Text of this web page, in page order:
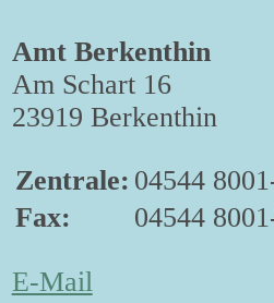
Amt Berkenthin
Am Schart 16
23919 Berkenthin
Zentrale: 04544
Fax:
04544
E-Mail